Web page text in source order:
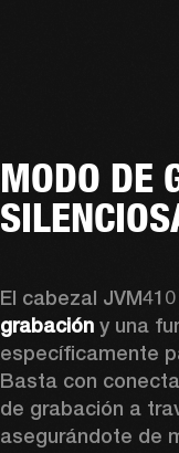
MODO DE
El cabezal
grabación y una
específicamente
Basta con
de grabación a
asegurándote de